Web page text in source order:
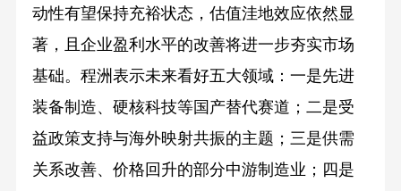
动性有望保持充裕状态，估值洼地效应依然显
著，且企业盈利水平的改善将进一步夯实市场
基础。程洲表示未来看好五大领域：一是先进
装备制造、硬核科技等国产替代赛道；二是受
益政策支持与海外映射共振的主题；三是供需
关系改善、价格回升的部分中游制造业；四是